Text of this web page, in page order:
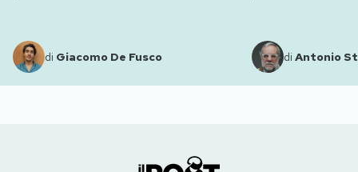
di Giacomo De Fusco di Antonio